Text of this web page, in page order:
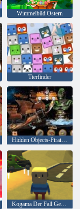
Wimmelbild Ostern
Tierfinder
Hidden Objects-Piraten-Schatz
Kogama Der Fall Geisterhaus